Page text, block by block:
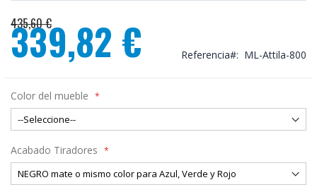
435,60 €
Precio
especial
339,82 € Referencia ML-Attila-800
Color del mueble
Acabado Tiradores